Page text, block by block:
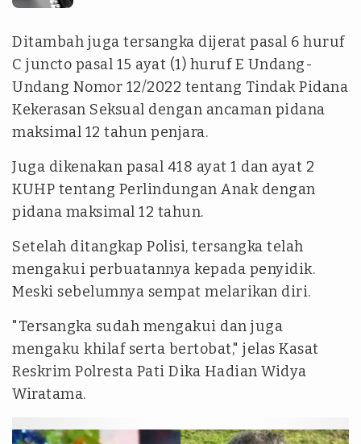
Ditambah juga tersangka dijerat pasal 6 huruf
C juncto pasal 15 ayat (1) huruf E Undang-
Undang Nomor 12/2022 tentang Tindak Pidana
Kekerasan Seksual dengan ancaman pidana
maksimal 12 tahun penjara.
Juga dikenakan pasal 418 ayat 1 dan ayat 2
KUHP tentang Perlindungan Anak dengan
pidana maksimal 12 tahun.
Setelah ditangkap Polisi, tersangka telah
mengakui perbuatannya kepada penyidik.
Meski sebelumnya sempat melarikan diri.
"Tersangka sudah mengakui dan juga
mengaku khilaf serta bertobat," jelas Kasat
Reskrim Polresta Pati Dika Hadian Widya
Wiratama.